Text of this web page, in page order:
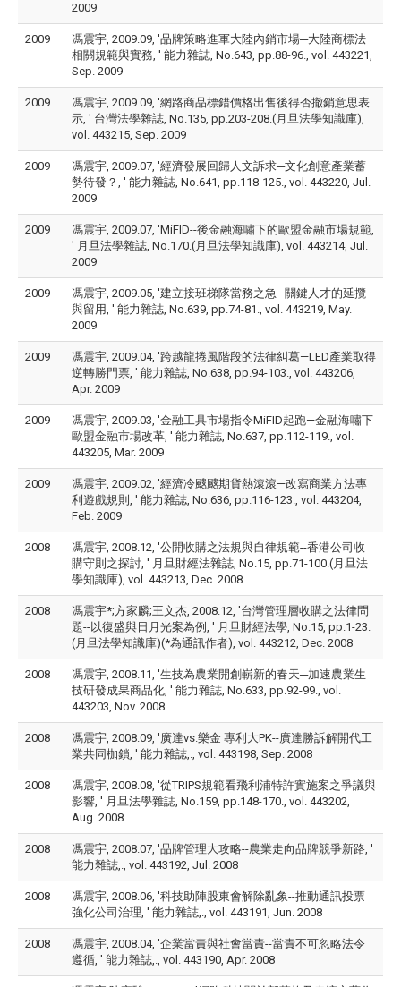
2009
2009
馮震宇, 2009.09, '品牌策略進軍大陸內銷市場─大陸商標法
相關規範與實務, ' 能力雜誌, No.643, pp.88-96., vol. 443221,
Sep. 2009
2009
馮震宇, 2009.09, '網路商品標錯價格出售後得否撤銷意思表
示, ' 台灣法學雜誌, No.135, pp.203-208.(月旦法學知識庫),
vol. 443215, Sep. 2009
2009
馮震宇, 2009.07, '經濟發展回歸人文訴求─文化創意產業蓄
勢待發？, ' 能力雜誌, No.641, pp.118-125., vol. 443220, Jul.
2009
2009
馮震宇, 2009.07, 'MiFID--後金融海嘯下的歐盟金融市場規範,
' 月旦法學雜誌, No.170.(月旦法學知識庫), vol. 443214, Jul.
2009
2009
馮震宇, 2009.05, '建立接班梯隊當務之急─關鍵人才的延攬
與留用, ' 能力雜誌, No.639, pp.74-81., vol. 443219, May.
2009
2009
馮震宇, 2009.04, '跨越龍捲風階段的法律糾葛—LED產業取得
逆轉勝門票, ' 能力雜誌, No.638, pp.94-103., vol. 443206,
Apr. 2009
2009
馮震宇, 2009.03, '金融工具市場指令MiFID起跑—金融海嘯下
歐盟金融市場改革, ' 能力雜誌, No.637, pp.112-119., vol.
443205, Mar. 2009
2009
馮震宇, 2009.02, '經濟冷颼颼期貨熱滾滾—改寫商業方法專
利遊戲規則, ' 能力雜誌, No.636, pp.116-123., vol. 443204,
Feb. 2009
2008
馮震宇, 2008.12, '公開收購之法規與自律規範--香港公司收
購守則之探討, ' 月旦財經法雜誌, No.15, pp.71-100.(月旦法
學知識庫), vol. 443213, Dec. 2008
2008
馮震宇*;方家麟;王文杰, 2008.12, '台灣管理層收購之法律問
題--以復盛與日月光案為例, ' 月旦財經法學, No.15, pp.1-23.
(月旦法學知識庫)(*為通訊作者), vol. 443212, Dec. 2008
2008
馮震宇, 2008.11, '生技為農業開創嶄新的春天─加速農業生
技研發成果商品化, ' 能力雜誌, No.633, pp.92-99., vol.
443203, Nov. 2008
2008
馮震宇, 2008.09, '廣達vs.樂金 專利大PK--廣達勝訴解開代工
業共同枷鎖, ' 能力雜誌,., vol. 443198, Sep. 2008
2008
馮震宇, 2008.08, '從TRIPS規範看飛利浦特許實施案之爭議與
影響, ' 月旦法學雜誌, No.159, pp.148-170., vol. 443202,
Aug. 2008
2008
馮震宇, 2008.07, '品牌管理大攻略--農業走向品牌競爭新路, '
能力雜誌,., vol. 443192, Jul. 2008
2008
馮震宇, 2008.06, '科技助陣股東會解除亂象--推動通訊投票
強化公司治理, ' 能力雜誌,., vol. 443191, Jun. 2008
2008
馮震宇, 2008.04, '企業當責與社會當責--當責不可忽略法令
遵循, ' 能力雜誌,., vol. 443190, Apr. 2008